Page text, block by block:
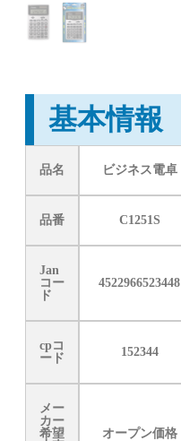
基本情報
品名 ビジネス電卓
品番 C1251S
Jan
コー
ド
4522966523448
cpコ
ード
152344
メー
カー
希望
オープン価格